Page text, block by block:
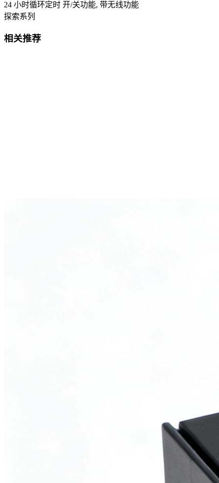
24 小时循环定时 开/关功能, 带无线功能
探索系列
相关推荐